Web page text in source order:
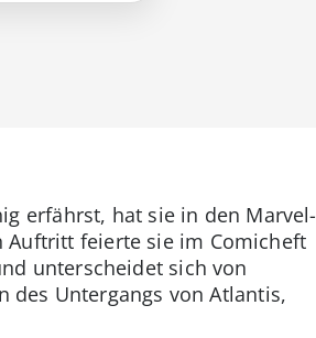
erfährst, hat sie in den Marvel-
Auftritt feierte sie im Comicheft
unterscheidet sich von
des Untergangs von Atlantis,